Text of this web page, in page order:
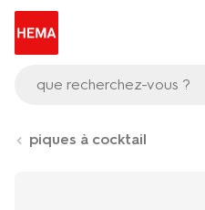
que recherchez-vous ?
piques à cocktail